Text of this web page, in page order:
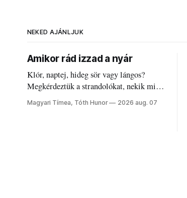
NEKED AJÁNLJUK
Amikor rád izzad a nyár
Klór, naptej, hideg sör vagy lángos?
Megkérdeztük a strandolókat, nekik mi
jelenti a nyarat, és hogyan bírják a
kánikulát.
Magyari Tímea, Tóth Hunor 2026 aug. 07